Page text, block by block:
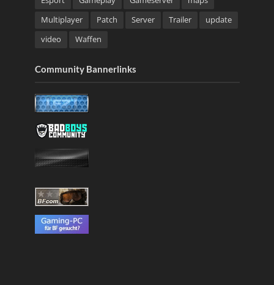
Multiplayer
Patch Server Trailer
update
video
Waffen
Community Bannerlinks